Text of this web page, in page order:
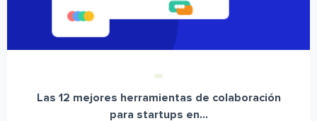
Las 12 mejores herramientas de colaboración
para startups en...